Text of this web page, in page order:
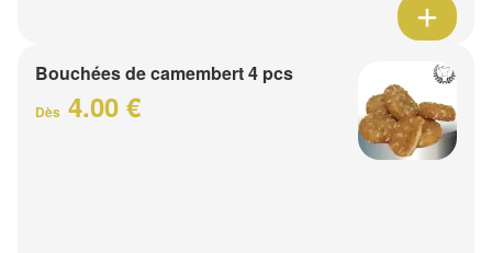
Bouchées de camembert 4 pcs
Dès 4.00 €